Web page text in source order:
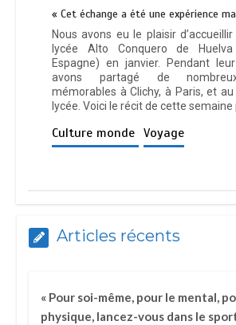
« Cet échange a été une expérience
Nous avons eu le plaisir
lycée Alto Conquero de Huelva
Espagne) en janvier. Pendant
avons partagé de
mémorables à Clichy, à Paris, et
lycée. Voici le récit de cette semaine
Culture monde Voyage
Articles récents
« Pour soi-même, pour le mental,
physique, lancez-vous dans le